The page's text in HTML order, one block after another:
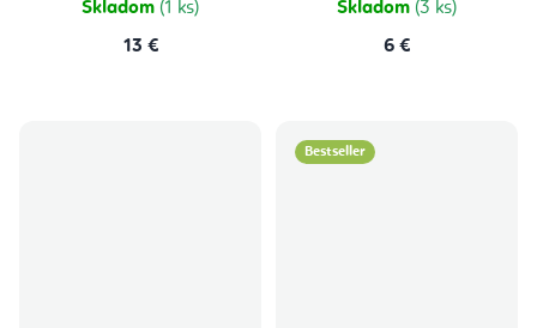
Skladom (1 ks)
13 €
Skladom (3 ks)
6 €
Bestseller